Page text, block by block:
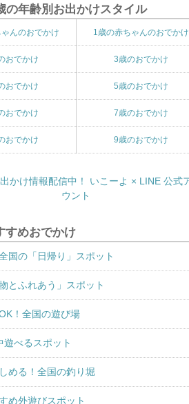
の年齢別お出かけスタイル
んのおでかけ 1歳の赤ちゃんのおでかけ
おでかけ 3歳のおでかけ
おでかけ 5歳のおでかけ
おでかけ 7歳のおでかけ
おでかけ 9歳のおでかけ
すめおでかけ
国の「日帰り」スポット
とふれあう」スポット
！全国の遊び場
遊べるスポット
める！全国の釣り堀
め外遊びスポット